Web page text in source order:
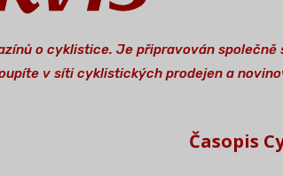
o cyklistice. Je připravován společně
v síti cyklistických prodejen a
Časopis